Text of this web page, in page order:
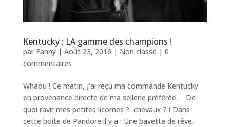
Kentucky : LA gamme des champions !
par Fanny| Août 23, 2016 | Non classé | 0
commentaires
Whaou ! Ce matin, j’ai reçu ma commande Kentucky
en provenance directe de ma sellerie préférée. De
quoi ravir mes petites licornes ? chevaux ? ! Dans
cette boite de Pandore il y a : Une bavette de rêve,